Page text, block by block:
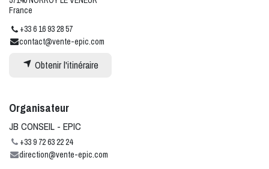
France
+33 6 16 93 28 57
contact@vente-epic.com
Obtenir l'itinéraire
Organisateur
JB CONSEIL - EPIC
+33 9 72 63 22 24
direction@vente-epic.com